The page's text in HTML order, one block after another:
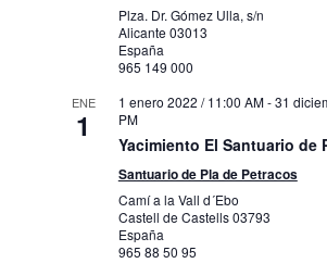
Plza. Dr. Gómez Ulla, s/n
Alicante 03013
España
965 149 000
ENE
1
1 enero 2022 / 11:00 AM-31
PM
Yacimiento El Santuario de
Santuario de Pla de Petracos
Camí a la Vall d´Ebo
Castell de Castells03793
España
965 88 50 95